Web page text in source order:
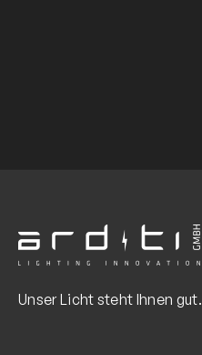
Unser Licht steht Ihnen gut.